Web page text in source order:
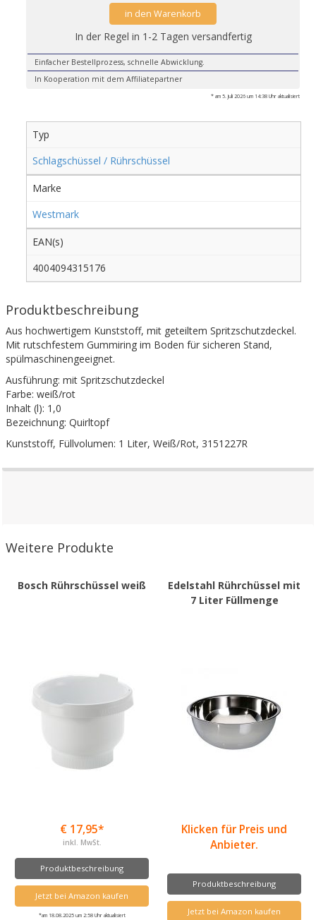
in den Warenkorb
In der Regel in 1-2 Tagen versandfertig
Einfacher Bestellprozess, schnelle Abwicklung.
In Kooperation mit dem Affiliatepartner
* am 5. Juli 2026 um 14:38 Uhr aktualisiert
Typ
Schlagschüssel / Rührschüssel
Marke
Westmark
EAN(s)
4004094315176
Produktbeschreibung
Aus hochwertigem Kunststoff, mit geteiltem Spritzschutzdeckel.
Mit rutschfestem Gummiring im Boden für sicheren Stand,
spülmaschinengeeignet.
Ausführung: mit Spritzschutzdeckel
Farbe: weiß/rot
Inhalt (l): 1,0
Bezeichnung: Quirltopf
Kunststoff, Füllvolumen: 1 Liter, Weiß/Rot, 3151227R
Weitere Produkte
Bosch Rührschüssel weiß
€ 17,95*
inkl. MwSt.
Produktbeschreibung
Jetzt bei Amazon kaufen
*am 18.08.2025 um 2:58 Uhr aktualisiert
Edelstahl Rührchüssel mit
7 Liter Füllmenge
Klicken für Preis und
Anbieter.
Produktbeschreibung
Jetzt bei Amazon kaufen